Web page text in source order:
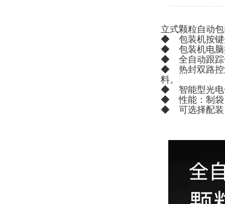
立式颗粒自动
◆ 包装机按键
◆ 包装机电脑
◆ 全自动跟踪
◆ 热封双路控
料。
◆ 智能型光电
◆ 性能：制袋
◆ 可选择配装